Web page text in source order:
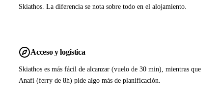
Skiathos. La diferencia se nota sobre todo en el alojamiento.
Acceso y logística
Skiathos es más fácil de alcanzar (vuelo de 30 min), mientras que
Anafi (ferry de 8h) pide algo más de planificación.